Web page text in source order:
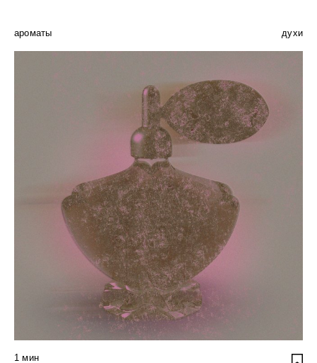
ароматы духи
1 мин